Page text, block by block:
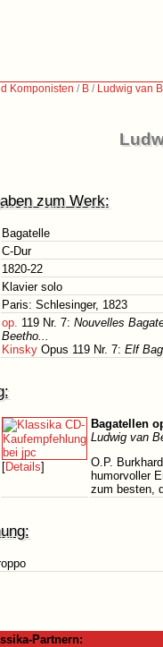
Komponisten / B / Ludwig van
zum Werk:
Bagatelle
C-Dur
1820-22
Klavier solo
Paris: Schlesinger, 1823
op. 119 Nr. 7: Nouvelles
Beetho...
Kinsky Opus 119 Nr. 7: Elf
[Details]
Bagatellen
Ludwig van
O.P.
humorvoller
zum besten,
Partnern: